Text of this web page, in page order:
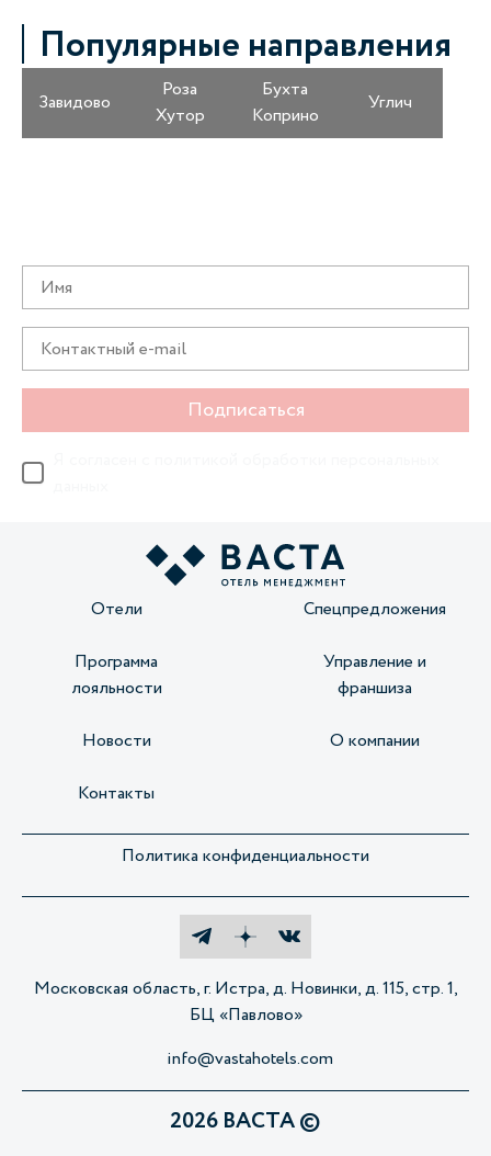
Популярные направления
Завидово
Роза
Хутор
Бухта
Коприно
Углич
Подписаться
Отели Спецпредложения
Программа
лояльности
Управление и
франшиза
Новости О компании
Контакты
Политика конфиденциальности
Московская область, г. Истра, д. Новинки, д. 115, стр. 1,
БЦ «Павлово»
info@vastahotels.com
2026 ВАСТА ©